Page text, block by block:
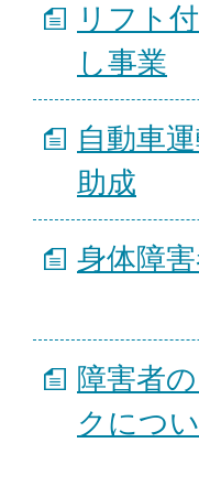
リフト
し事業
自動車
助成
身体障
障害者
クにつ